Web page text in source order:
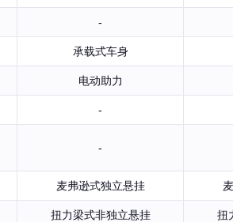
-
承载式车身
电动助力
-
-
麦弗逊式独立悬挂
扭力梁式非独立悬挂 扭